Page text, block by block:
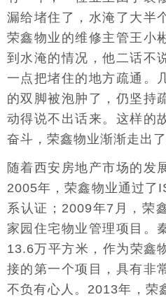
漏给堵住了，水淹了大半
荣鑫物业的维修主管王小
到水淹的情况，他二话不
一点把堵住的地方疏通。
的双脚被泡肿了，仍坚持
动得说不出话来。这样的
奋斗，荣鑫物业渐渐走出了
随着西安房地产市场的发
2005年，荣鑫物业通过了
系认证；2009年7月，荣
家园住宅物业管理项目。
13.6万平方米，作为荣鑫
接的第一个项目，具有非
不负有心人。2013年，荣